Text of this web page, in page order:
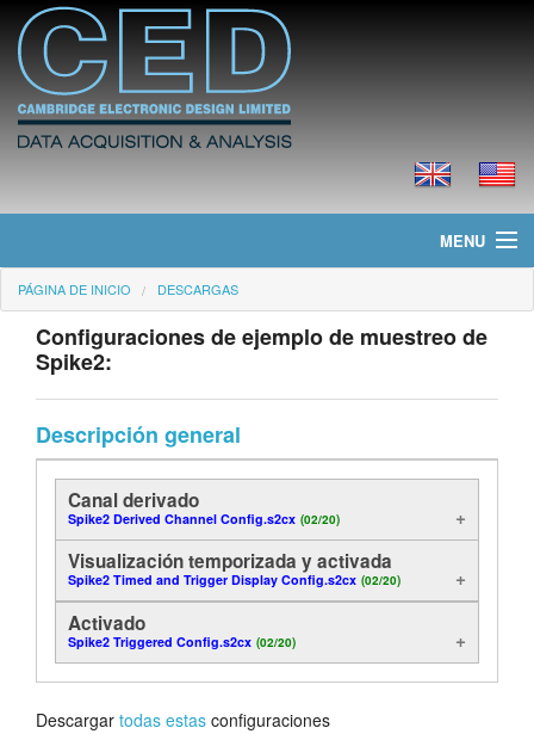
MENU
Página de Inicio
Noticias
Productos
Precios
Descargas
Tutorials
Soporte
Distribuidores
PÁGINA DE INICIO DESCARGAS
Configuraciones de ejemplo de muestreo de
Spike2:
Descripción general
Canal derivado
Spike2 Derived Channel Config.s2cx (02/20)
Visualización temporizada y activada
Spike2 Timed and Trigger Display Config.s2cx (02/20)
Activado
Spike2 Triggered Config.s2cx (02/20)
Descargar todas estas configuraciones